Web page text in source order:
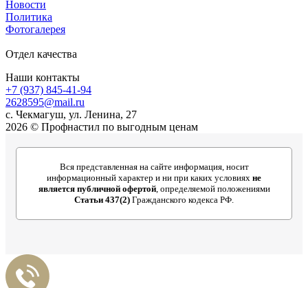
Новости
Политика
Фотогалерея
Отдел качества
Наши контакты
+7 (937) 845-41-94
2628595@mail.ru
с. Чекмагуш, ул. Ленина, 27
2026 © Профнастил по выгодным ценам
Вся представленная на сайте информация, носит
информационный характер и ни при каких условиях не
является публичной офертой, определяемой положениями
Статьи 437(2) Гражданского кодекса РФ.